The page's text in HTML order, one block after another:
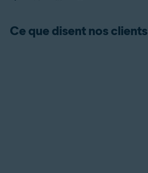
Ce que disent nos clients